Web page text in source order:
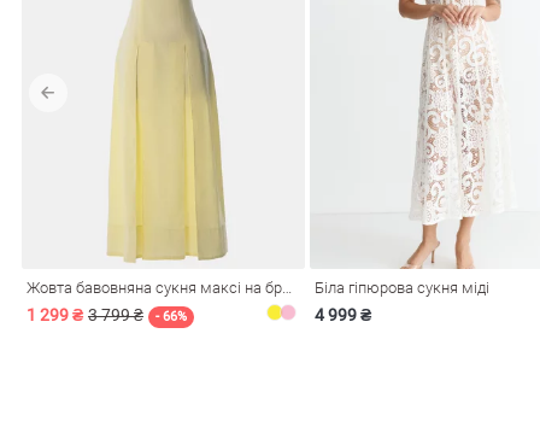
1 299 ₴ 3 799 ₴ - 66%
Біла гіпюрова сукня міді
4 999 ₴